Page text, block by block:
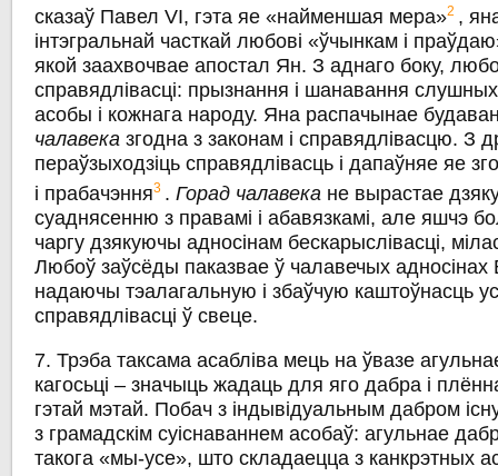
сказаў Павел VI, гэта яе «найменшая мера»2 ,
інтэгральнай часткай любові «ўчынкам і
якой заахвочвае апостал Ян. З аднаго боку,
справядлівасці: прызнання i шанавання
асобы i кожнага народу. Яна распачынае
чалавека згодна з законам i справядлівасцю. З
пераўзыходзіць справядлівасць i дапаўняе яе
i прабачэння3 .Горад чалавека не вырастае
суаднясенню з правамі і абавязкамі, але яшчэ
чаргу дзякуючы адносінам бескарыслівасці,
Любоў заўсёды паказвае ў чалавечых
надаючы тэалагальную і збаўчую каштоўнасць
справядлівасці ў свеце.
7. Трэба таксама асабліва мець на ўвазе
кагосьці – значыць жадаць для яго дабра i
гэтай мэтай. Побач з індывідуальным дабром
з грамадскім суіснаваннем асобаў: агульнае
такога «мы-усе», што складаецца з канкрэтных